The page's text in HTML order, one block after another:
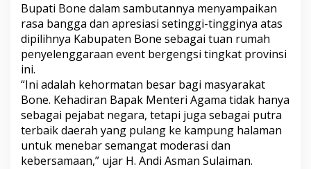
u
l
s
e
l
B
u
p
t
i
B
Bupati Bone dalam sambutannya menyampaikan
rasa bangga dan apresiasi setinggi-tingginya atas
dipilihnya Kabupaten Bone sebagai tuan rumah
penyelenggaraan event bergengsi tingkat provinsi
ini.
“Ini adalah kehormatan besar bagi masyarakat
Bone. Kehadiran Bapak Menteri Agama tidak hanya
sebagai pejabat negara, tetapi juga sebagai putra
terbaik daerah yang pulang ke kampung halaman
untuk menebar semangat moderasi dan
kebersamaan,” ujar H. Andi Asman Sulaiman.